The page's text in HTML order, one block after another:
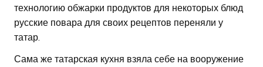
технологию обжарки продуктов для некоторых блюд
русские повара для своих рецептов переняли у
татар.
Сама же татарская кухня взяла себе на вооружение